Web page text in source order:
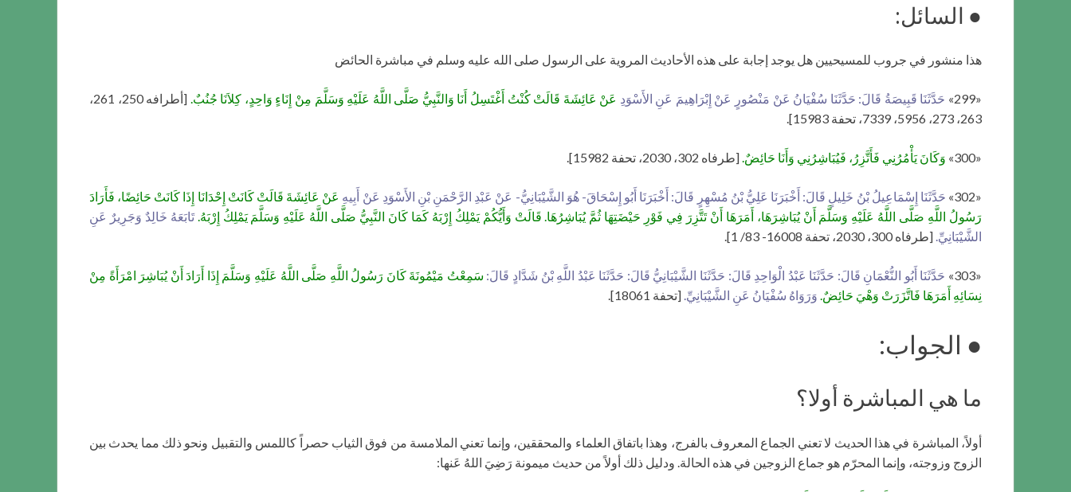
● السائل:
هذا منشور في جروب للمسيحيين هل يوجد إجابة على هذه الأحاديث المروية على الرسول صلى الله عليه وسلم في مباشرة الحائض
«299» حَدَّثَنَا قَبِيصَةُ قَالَ: حَدَّثَنَا سُفْيَانُ عَنْ مَنْصُورٍ عَنْ إِبْرَاهِيمَ عَنِ الأَسْوَدِ عَنْ عَائِشَةَ قَالَتْ كُنْتُ أَغْتَسِلُ أَنَا وَالنَّبِيُّ صَلَّى اللَّهُ عَلَيْهِ وَسَلَّمَ مِنْ إِنَاءٍ وَاحِدٍ، كِلاَنَا جُنُبٌ.
[أطرافه 250، 261،
263، 273، 5956، 7339، تحفة 15983].
«300» وَكَانَ يَأْمُرُنِي فَأَتَّزِرُ، فَيُبَاشِرُنِي وَأَنَا حَائِضٌ. [طرفاه 302، 2030، تحفة 15982].
«302» حَدَّثَنَا إِسْمَاعِيلُ بْنُ خَلِيلٍ قَالَ: أَخْبَرَنَا عَلِيُّ بْنُ مُسْهِرٍ قَالَ: أَخْبَرَنَا أَبُو إِسْحَاقَ- هُوَ الشَّيْبَانِيُّ- عَنْ عَبْدِ الرَّحْمَنِ بْنِ الأَسْوَدِ عَنْ أَبِيهِ عَنْ عَائِشَةَ قَالَتْ كَانَتْ إِحْدَانَا إِذَا كَانَتْ حَائِضًا، فَأَرَادَ
رَسُولُ اللَّهِ صَلَّى اللَّهُ عَلَيْهِ وَسَلَّمَ أَنْ يُبَاشِرَهَا، أَمَرَهَا أَنْ تَتَّزِرَ فِي فَوْرِ حَيْضَتِهَا ثُمَّ يُبَاشِرُهَا. قَالَتْ وَأَيُّكُمْ يَمْلِكُ إِرْبَهُ كَمَا كَانَ النَّبِيُّ صَلَّى اللَّهُ عَلَيْهِ وَسَلَّمَ يَمْلِكُ إِرْبَهُ. تَابَعَهُ خَالِدٌ وَجَرِيرٌ عَنِ
الشَّيْبَانِيِّ. [طرفاه 300، 2030، تحفة 16008- 83/ 1].
«303» حَدَّثَنَا أَبُو النُّعْمَانِ قَالَ: حَدَّثَنَا عَبْدُ الْوَاحِدِ قَالَ: حَدَّثَنَا الشَّيْبَانِيُّ قَالَ: حَدَّثَنَا عَبْدُ اللَّهِ بْنُ شَدَّادٍ قَالَ: سَمِعْتُ مَيْمُونَةَ كَانَ رَسُولُ اللَّهِ صَلَّى اللَّهُ عَلَيْهِ وَسَلَّمَ إِذَا أَرَادَ أَنْ يُبَاشِرَ امْرَأَةً مِنْ
نِسَائِهِ أَمَرَهَا فَاتَّزَرَتْ وَهْيَ حَائِضٌ. وَرَوَاهُ سُفْيَانُ عَنِ الشَّيْبَانِيِّ. [تحفة 18061].
● الجواب:
ما هي المباشرة أولا؟
أولاً، المباشرة في هذا الحديث لا تعني الجماع المعروف بالفرج، وهذا باتفاق العلماء والمحققين، وإنما تعني الملامسة من فوق الثياب حصراً كاللمس والتقبيل ونحو ذلك مما يحدث بين
الزوج وزوجته، وإنما المحرّم هو جماع الزوجين في هذه الحالة. ودليل ذلك أولاً من حديث ميمونة رَضِيَ اللهُ عَنها: